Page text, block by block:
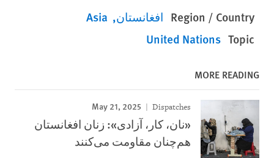
Region / Country افغانستان Asia
Topic
United Nations
MORE READING
May 21, 2025 Dispatches
«نان، کار، آزادی»‌‍‍: زنان افغانستان
هم‌چنان مقاومت می‌کنند